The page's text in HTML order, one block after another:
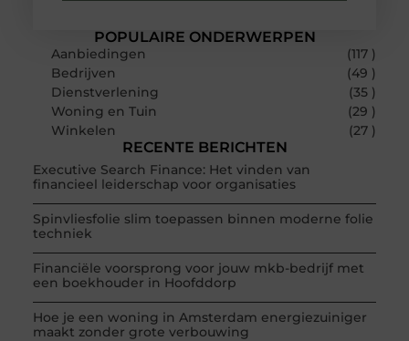
POPULAIRE ONDERWERPEN
Aanbiedingen
(117 )
Bedrijven
(49 )
Dienstverlening
(35 )
Woning en Tuin
(29 )
Winkelen
(27 )
RECENTE BERICHTEN
Executive Search Finance: Het vinden van
financieel leiderschap voor organisaties
Spinvliesfolie slim toepassen binnen moderne folie
techniek
Financiële voorsprong voor jouw mkb-bedrijf met
een boekhouder in Hoofddorp
Hoe je een woning in Amsterdam energiezuiniger
maakt zonder grote verbouwing